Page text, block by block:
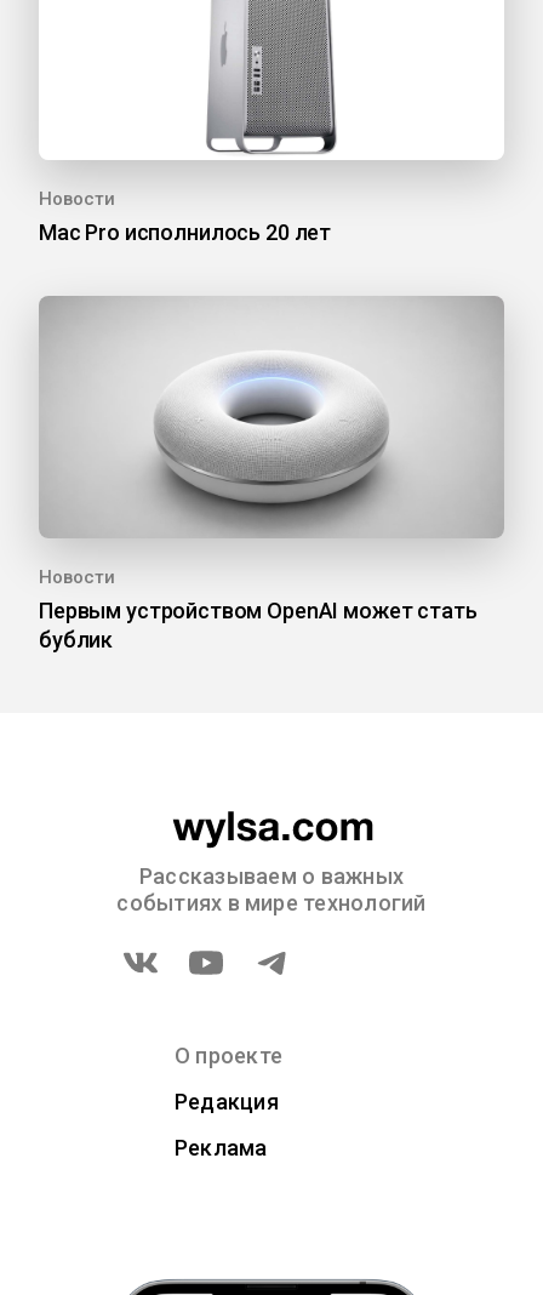
Новости
Mac Pro исполнилось 20 лет
Новости
Первым устройством OpenAI может стать
бублик
Рассказываем о важных
событиях в мире технологий
О проекте
Редакция
Реклама